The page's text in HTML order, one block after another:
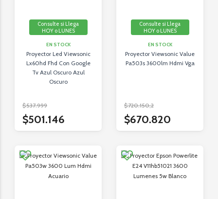
Consulte si Llega
HOY o LUNES
EN STOCK
Proyector Led Viewsonic
Lx60hd Fhd Con Google
Tv Azul Oscuro Azul
Oscuro
$537.999
$501.146
Consulte si Llega
HOY o LUNES
EN STOCK
Proyector Viewsonic Value
Pa503s 3600lm Hdmi Vga
$720.150,2
$670.820